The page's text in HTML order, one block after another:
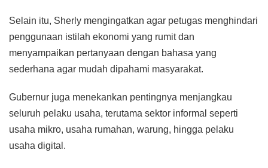
Selain itu, Sherly mengingatkan agar petugas menghindari
penggunaan istilah ekonomi yang rumit dan
menyampaikan pertanyaan dengan bahasa yang
sederhana agar mudah dipahami masyarakat.
Gubernur juga menekankan pentingnya menjangkau
seluruh pelaku usaha, terutama sektor informal seperti
usaha mikro, usaha rumahan, warung, hingga pelaku
usaha digital.